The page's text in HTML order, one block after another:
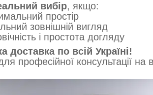
вибір, якщо:
простір
зовнішній вигляд
і простота догляду
доставка по всій Україні!
професійної консультації на